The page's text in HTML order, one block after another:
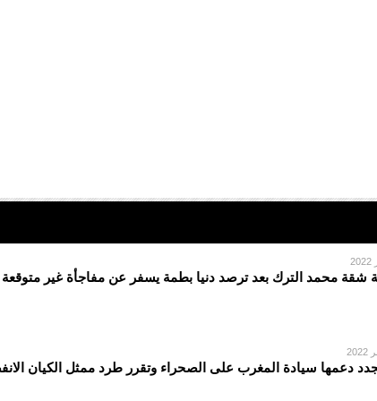
شقة محمد الترك بعد ترصد دنيا بطمة يسفر عن مفاجأة غير متوقعة
دعمها سيادة المغرب على الصحراء وتقرر طرد ممثل الكيان